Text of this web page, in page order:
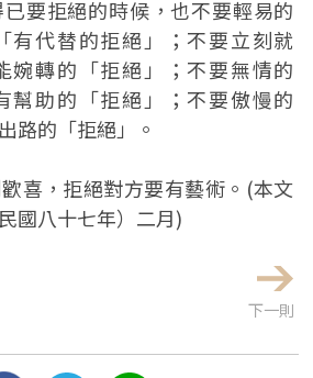
要拒絕的時候，也不要輕易的
有代替的拒絕」；不要立刻就
婉轉的「拒絕」；不要無情的
幫助的「拒絕」；不要傲慢的
路的「拒絕」。
喜，拒絕對方要有藝術。(本文
國八十七年）二月)
下一則